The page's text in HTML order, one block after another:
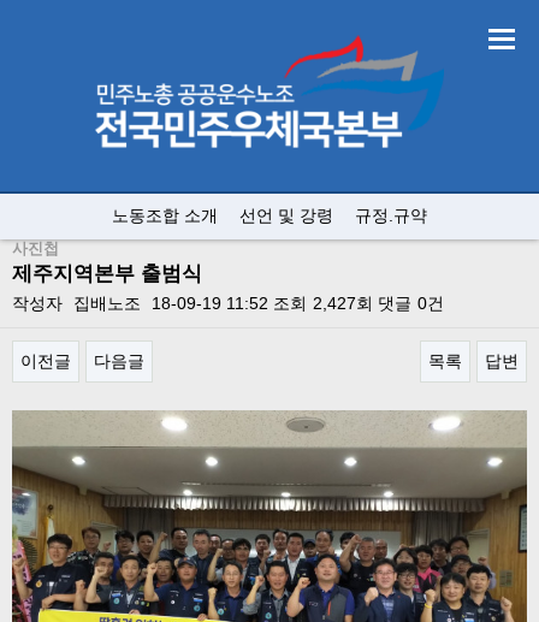
노동조합 소개 선언 및 강령 규정.규약
사진첩
제주지역본부 출범식
작성자 집배노조 18-09-19 11:52 조회 2,427회 댓글 0건
이전글 다음글 목록 답변